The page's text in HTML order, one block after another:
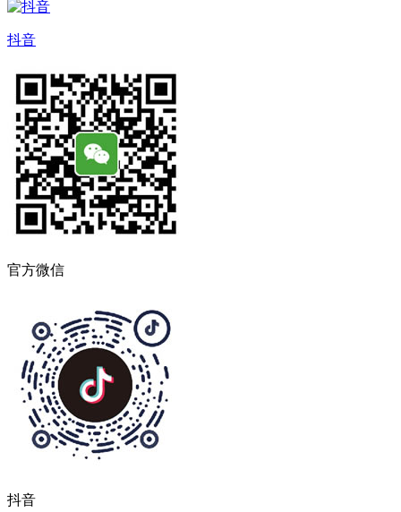
抖音
官方微信
抖音